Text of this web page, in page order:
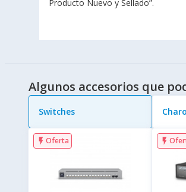
Producto Nuevo y Sellado”.
Algunos accesorios que
Switches
Oferta
flash_on flash_on